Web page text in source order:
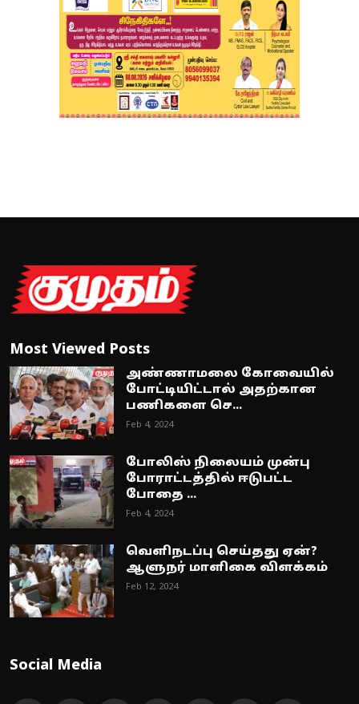
Most Viewed Posts
அண்ணாமலை கோவையில்
போட்டியிட்டால் அதற்கான
பணிகளை செ...
Feb 4, 2024
போலிஸ் நிலையம் முன்பு
போராட்டத்தில் ஈடுபட்ட
போதை ...
Feb 4, 2024
வெளிநடப்பு செய்தது ஏன்?
ஆளுநர் மாளிகை விளக்கம்
Feb 12, 2024
Social Media